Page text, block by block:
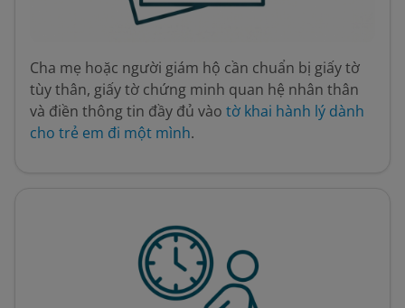
Cha mẹ hoặc người giám hộ cần chuẩn bị giấy tờ
tùy thân, giấy tờ chứng minh quan hệ nhân thân
và điền thông tin đầy đủ vào tờ khai hành lý dành
cho trẻ em đi một mình.